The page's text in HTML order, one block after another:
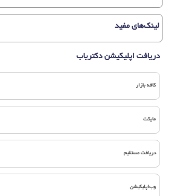
لینک‌های مفید
دریافت اپلیکیشن دکتریاب
کافه بازار
مایکت
دریافت مستقیم
وب‌اپلیکیشن